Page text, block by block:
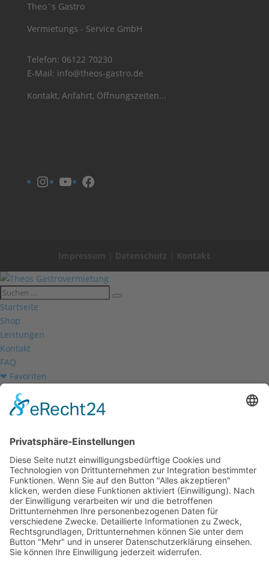
Theo´s Gastro
Vermietungs - Service GmbH
Telefon: 06122 70230
E-Mail: info@theos-gastro.de
Kontakt, Anfahrt, Öffnungszeiten...
Instagram
YouTubeFacebook
Impressum Datenschutz Kontakt
Startseite
Shop
Leistungen
Kontakt
FAQ
❤ Favoriten
Mein Konto
Betriebsferien
Wir befinden uns vom
19.12.2025 bis einschließlich 07.01.2026
in unseren Betriebsferien.
In dieser Zeit werden Anfragen
weiterhin bearbeitet, allerdings
kann es zu Verzögerungen bei der